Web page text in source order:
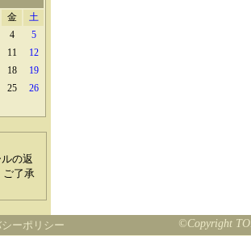
金
土
4
5
11
12
18
19
25
26
の返
ご了承
©Copyright
ーポリシー